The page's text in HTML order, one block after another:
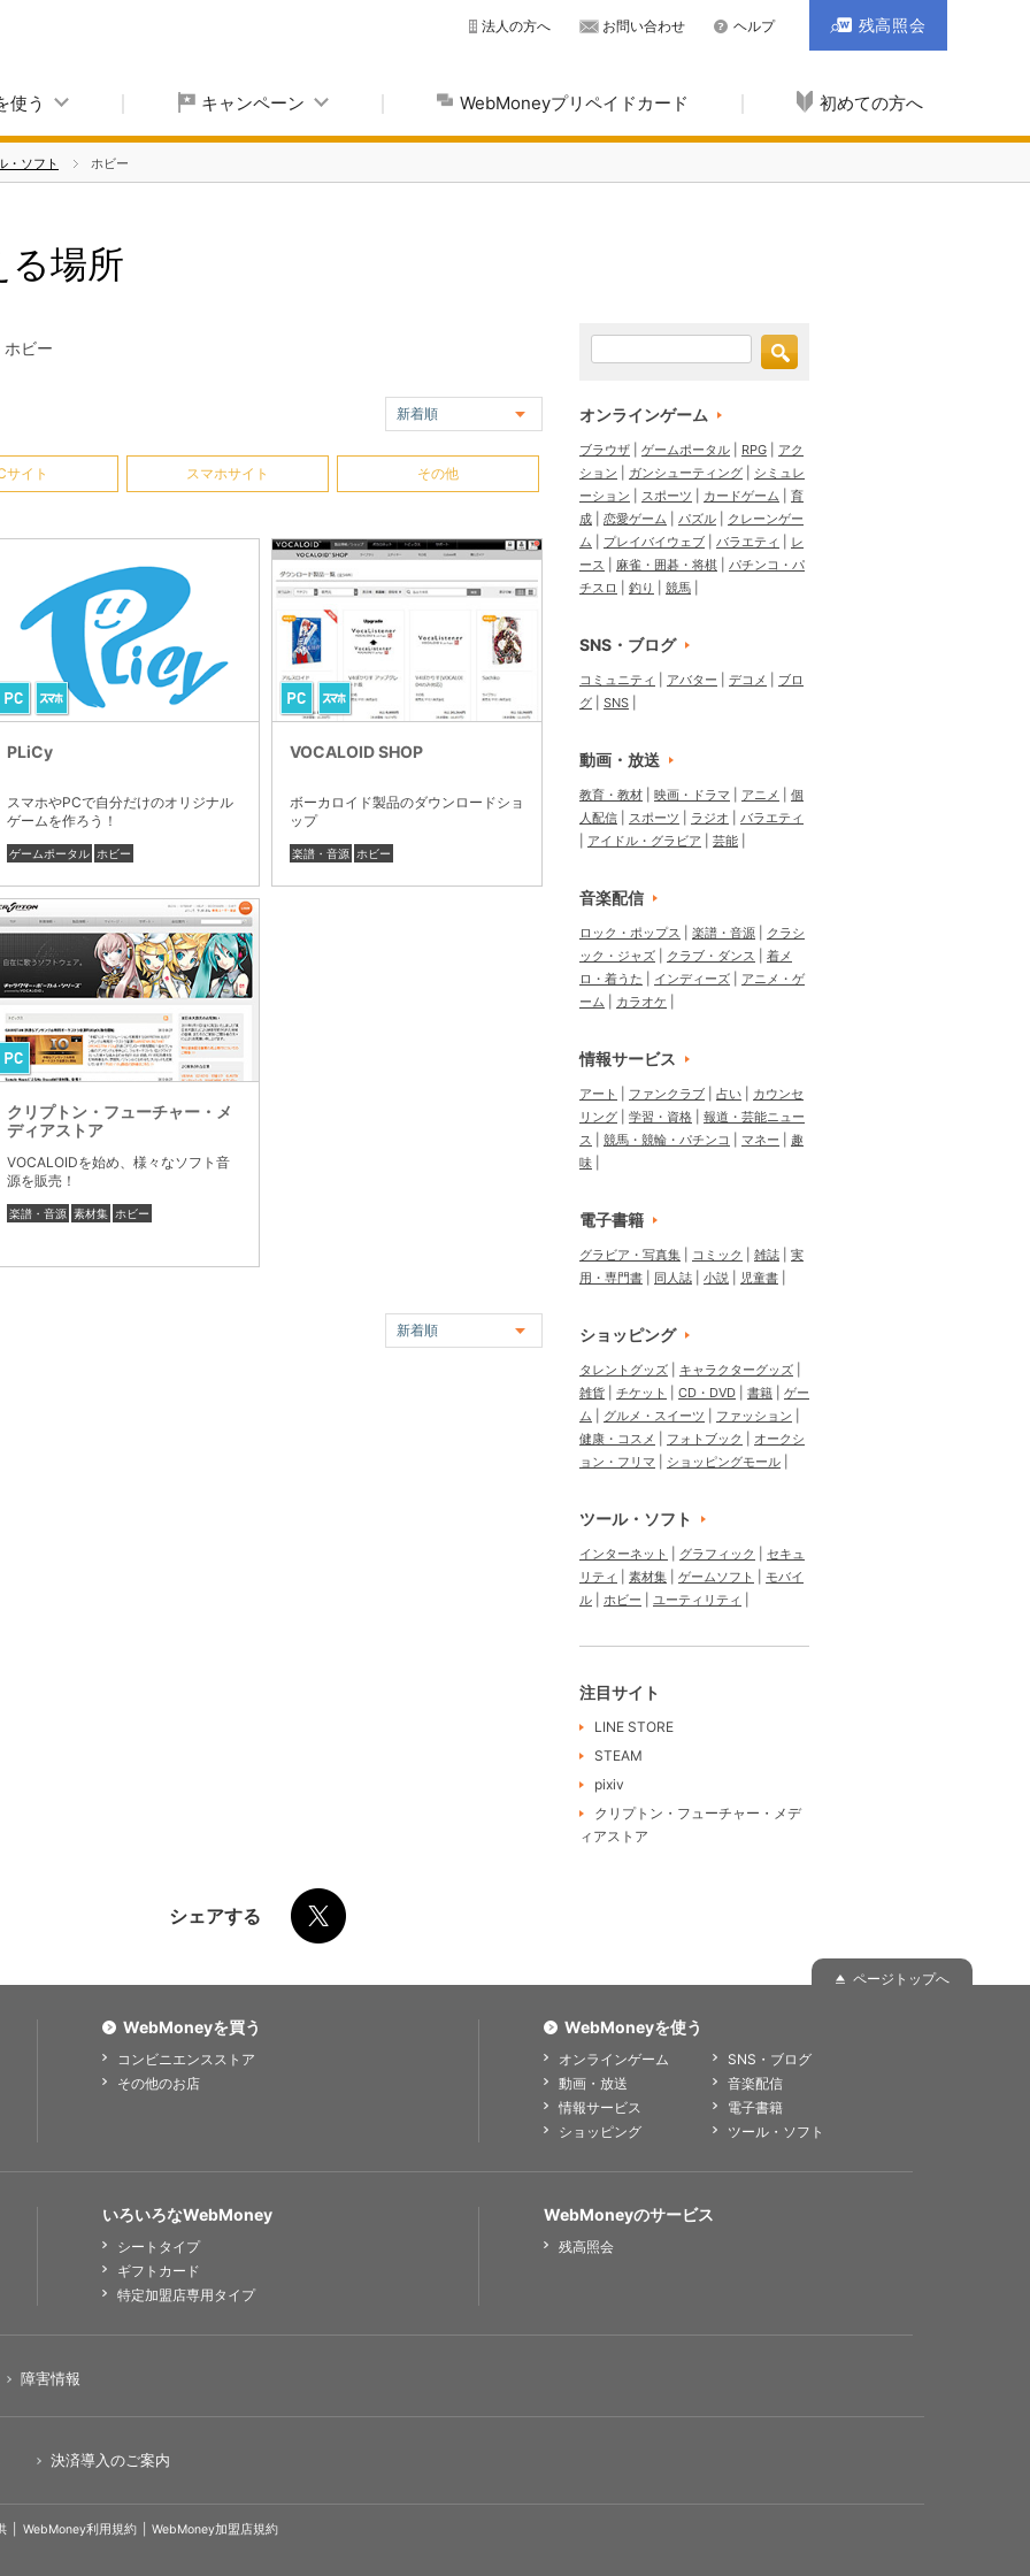
使う キャンペーン WebMoneyプリペイドカード 初めての方へ
法人の方へ お問い合わせ ヘルプ 残高照会
・ソフト ホビー
場所
ホビー
新着順
サイト スマホサイト その他
PLiCy
スマホやPCで自分だけのオリジナル
ゲームを作ろう！
ゲームポータル ホビー
VOCALOID SHOP
ボーカロイド製品のダウンロードショ
ップ
楽譜・音源 ホビー
クリプトン・フューチャー・メ
ディアストア
VOCALOIDを始め、様々なソフト音
源を販売！
楽譜・音源 素材集 ホビー
新着順
オンラインゲーム
ブラウザ ゲームポータル RPG
アク
ション
ガンシューティング
シミュレ
ーション
スポーツ カードゲーム
育
成
恋愛ゲーム パズル
クレーンゲー
ム
プレイバイウェブ バラエティ
レ
ース
麻雀・囲碁・将棋
パチンコ・パ
チスロ
釣り 競馬
SNS・ブログ
コミュニティ アバター デコメ
ブロ
グ
SNS
動画・放送
教育・教材 映画・ドラマ アニメ
個
人配信
スポーツ ラジオ
バラエティ
アイドル・グラビア
芸能
音楽配信
ロック・ポップス 楽譜・音源
クラシ
ック・ジャズ
クラブ・ダンス
着メ
ロ・着うた
インディーズ
アニメ・ゲ
ーム
カラオケ
情報サービス
アート ファンクラブ 占い
カウンセ
リング
学習・資格
報道・芸能ニュー
ス
競馬・競輪・パチンコ マネー
趣
味
電子書籍
グラビア・写真集 コミック 雑誌
実
用・専門書
同人誌 小説 児童書
ショッピング
タレントグッズ
キャラクターグッズ
雑貨
チケット CD・DVD 書籍
ゲー
ム
グルメ・スイーツ
ファッション
健康・コスメ
フォトブック
オークシ
ョン・フリマ
ショッピングモール
ツール・ソフト
インターネット グラフィック
セキュ
リティ
素材集 ゲームソフト
モバイ
ル
ホビー ユーティリティ
注目サイト
LINE STORE
STEAM
pixiv
クリプトン・フューチャー・メデ
ィアストア
シェアする
ページトップへ
WebMoneyを買う
コンビニエンスストア
その他のお店
WebMoneyを使う
オンラインゲーム
SNS・ブログ
動画・放送
音楽配信
情報サービス
電子書籍
ショッピング
ツール・ソフト
いろいろなWebMoney
シートタイプ
ギフトカード
特定加盟店専用タイプ
WebMoneyのサービス
残高照会
障害情報
決済導入のご案内
WebMoney利用規約
WebMoney加盟店規約